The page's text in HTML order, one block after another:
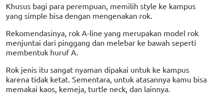
Khusus bagi para perempuan, memilih style ke kampus
yang simple bisa dengan mengenakan rok.
Rekomendasinya, rok A-line yang merupakan model rok
menjuntai dari pinggang dan melebar ke bawah seperti
membentuk huruf A.
Rok jenis itu sangat nyaman dipakai untuk ke kampus
karena tidak ketat. Sementara, untuk atasannya kamu bisa
memakai kaos, kemeja, turtle neck, dan lainnya.